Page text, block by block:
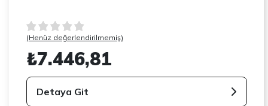
(Henüz değerlendirilmemiş)
₺7.446,81
Detaya Git